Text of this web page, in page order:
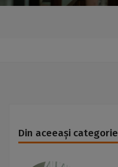
Din aceeași categorie